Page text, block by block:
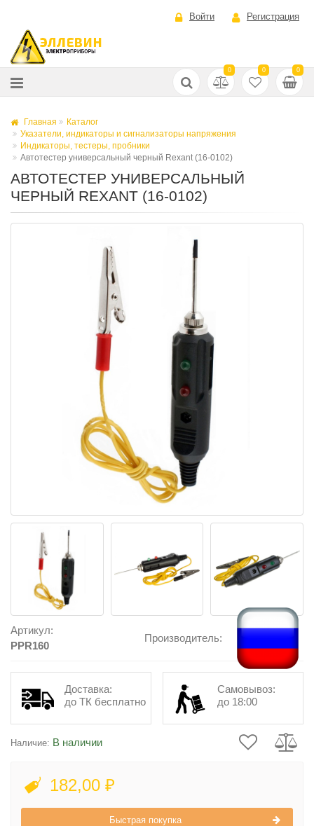
Войти Регистрация
0 0 0
Главная
Каталог
Указатели, индикаторы и сигнализаторы напряжения
Индикаторы, тестеры, пробники
Автотестер универсальный черный Rexant (16-0102)
АВТОТЕСТЕР УНИВЕРСАЛЬНЫЙ
ЧЕРНЫЙ REXANT (16-0102)
Артикул:
PPR160
Производитель:
Доставка:
до ТК бесплатно
Самовывоз:
до 18:00
Наличие: В наличии
182,00 ₽
Быстрая покупка